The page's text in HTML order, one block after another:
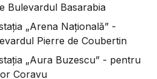
Bulevardul Basarabia
„Arena Națională” -
Pierre de Coubertin
„Aura Buzescu” - pentru
Coravu